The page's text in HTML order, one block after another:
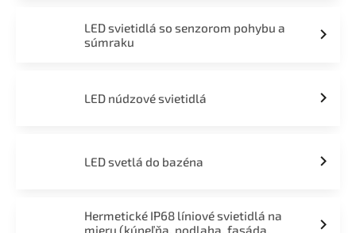
LED svietidlá so senzorom pohybu a
súmraku
LED núdzové svietidlá
LED svetlá do bazéna
Hermetické IP68 líniové svietidlá na
mieru (kúpeľňa, podlaha, fasáda,